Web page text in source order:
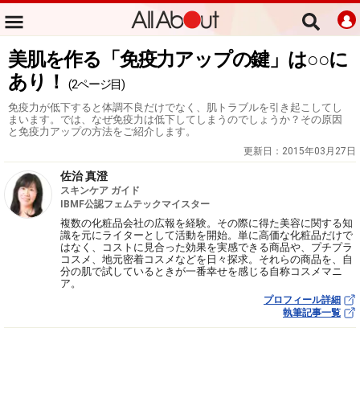
美肌を作る「免疫力アップの鍵」は○○に
あり！
(2ページ目)
免疫力が低下すると体調不良だけでなく、肌トラブルを引き起こしてし
まいます。では、なぜ免疫力は低下してしまうのでしょうか？その原因
と免疫力アップの方法をご紹介します。
更新日： 2015年03月27日
佐治 真澄
スキンケア ガイド
IBMF公認フェムテックマイスター
複数の化粧品会社の広報を経験。その際に得た美容に関する知
識を元にライターとして活動を開始。単に高価な化粧品だけで
はなく、コストに見合った効果を実感できる商品や、プチプラ
コスメ、地元密着コスメなどを日々探求。それらの商品を、自
分の肌で試しているときが一番幸せを感じる自称コスメマニ
ア。
プロフィール詳細
執筆記事一覧